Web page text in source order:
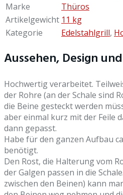
Marke
Thüros
Artikelgewicht 11 kg
Kategorie
Edelstahlgrill,
Aussehen, Design
Hochwertig verarbeitet.
der Rohre (an der Schale sind
die Beine gesteckt werden
aber einmal kurz mit der Feile
dann gepasst.
Habe für den ganzen Aufbau
benötigt.
Den Rost, die Halterung vom
der Galgen passen in die
zwischen den Beinen) kann